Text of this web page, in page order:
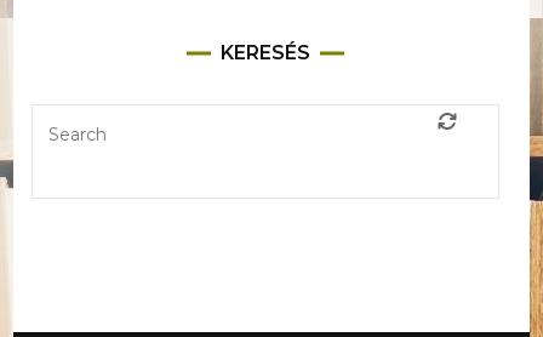
KERESÉS